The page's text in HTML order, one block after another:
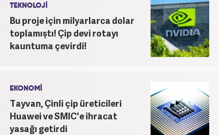
TEKNOLOJİ
Bu proje için milyarlarca dolar
toplamıştı! Çip devi rotayı
kauntuma çevirdi!
EKONOMİ
Tayvan, Çinli çip üreticileri
Huawei ve SMIC'e ihracat
yasağı getirdi